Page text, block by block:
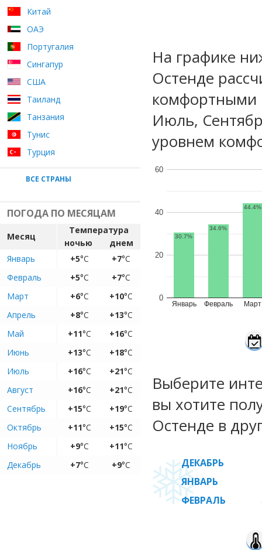
Китай
ОАЭ
Португалия
Сингапур
США
Таиланд
Танзания
Тунис
Турция
ВСЕ СТРАНЫ
ПОГОДА ПО МЕСЯЦАМ
Месяц
Температура
ночью
днем
Январь
+5°C +7°C
Февраль
+5°C +7°C
Март
+6°C +10°C
Апрель
+8°C +13°C
Май
+11°C +16°C
Июнь
+13°C +18°C
Июль
+16°C +21°C
Август
+16°C +21°C
Сентябрь
+15°C +19°C
Октябрь
+11°C +15°C
Ноябрь
+9°C +11°C
Декабрь
+7°C +9°C
На графике
Остенде
комфортными
Июль,
уровнем
Январь Февраль Март
0
20
40
60
30.7%
34.6%
44.4%
Выберите
вы хотите
Остенде в
ДЕКАБРЬ
ЯНВАРЬ
ФЕВРАЛЬ